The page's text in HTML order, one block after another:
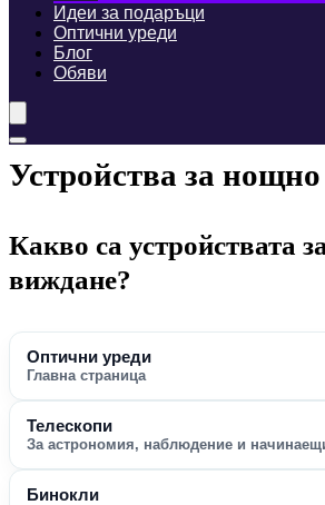
Идеи за подаръци
Оптични уреди
Блог
Обяви
Устройства за
Какво са устройствата
виждане?
Оптични уреди
Главна страница
Телескопи
За астрономия, наблюдение и
Бинокли